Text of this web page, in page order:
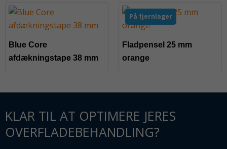
Blue Core
afdækningstape 38 mm
På fjernlager
Fladpensel 25 mm
orange
KLAR TIL AT OPTIMERE JERES
OVERFLADEBEHANDLING?